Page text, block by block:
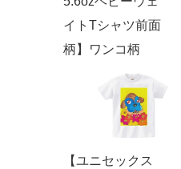
イトTシャツ前面
柄】ワンコ柄
【ユニセックス